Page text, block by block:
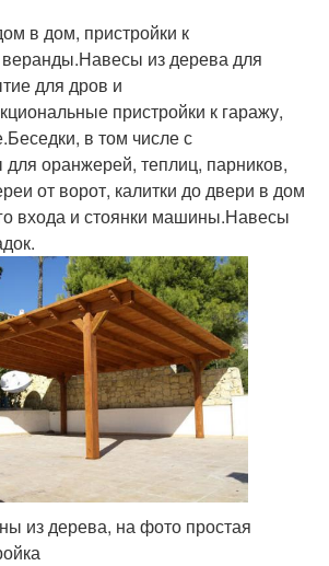
в дом, пристройки к
из дерева для
для дров и
пристройки к гаражу,
в том числе с
оранжерей, теплиц, парников,
от ворот, калитки до двери в дом
входа и стоянки машины.Навесы
из дерева, на фото простая